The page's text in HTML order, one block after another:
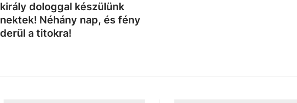
király dologgal készülünk
nektek! Néhány nap, és fény
derül a titokra!